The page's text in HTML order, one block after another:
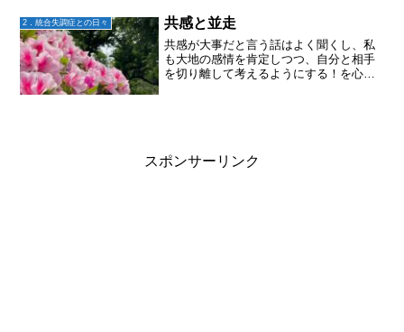
な状況は、1日20～...
2．統合失調症との日々 共感と並走
共感が大事だと言う話はよく聞くし、私
も大地の感情を肯定しつつ、自分と相手
を切り離して考えるようにする！を心が
スポンサーリンク